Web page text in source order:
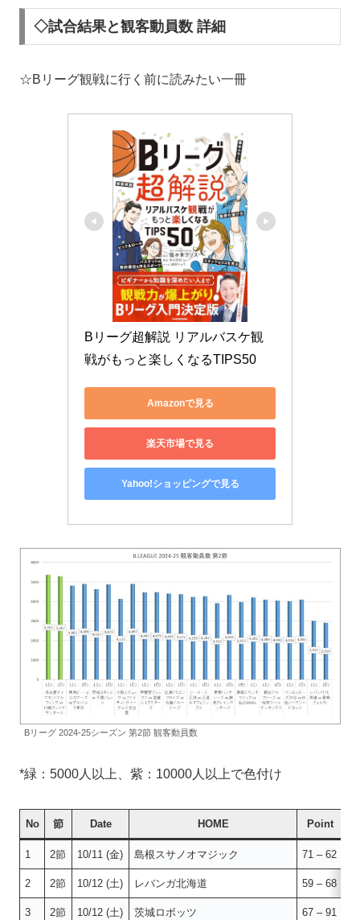
◇試合結果と観客動員数 詳細
☆Bリーグ観戦に行く前に読みたい一冊
Bリーグ超解説 リアルバスケ観
戦がもっと楽しくなるTIPS50
Amazonで見る
楽天市場で見る
Yahoo!ショッピングで見る
Bリーグ 2024-25シーズン 第2節 観客動員数
*緑：5000人以上、紫：10000人以上で色付け
No 節 Date HOME Point
1 2節 10/11 (金) 島根スサノオマジック 71 – 62
2 2節 10/12 (土) レバンガ北海道 59 – 68
3 2節 10/12 (土) 茨城ロボッツ 67 – 91